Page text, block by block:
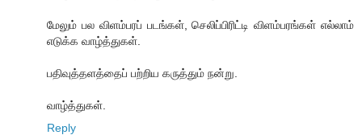
மேலும் பல விளம்பரப் படங்கள், செலிப்பிரிட்டி விளம்பரங்கள் எல்லாம்
எடுக்க வாழ்த்துகள்.
பதிவுத்தளத்தைப் பற்றிய கருத்தும் நன்று.
வாழ்த்துகள்.
Reply